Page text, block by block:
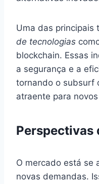
Uma das principais
de tecnologias
blockchain. Essas
a segurança e a
tornando o subsurf
atraente para
Perspectivas
O mercado está se
novas demandas.